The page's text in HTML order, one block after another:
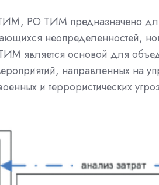
РО ТИМ предназначено
неопределенностей,
является основой для
направленных на
и террористических